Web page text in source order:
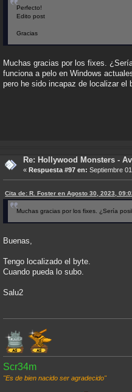
Perfecto!
Edito post
Gracias
Muchas gracias por los fixes.
funciona a pelo en Windows
pero he sido incapaz de localizar el
Re: Hollywood Monsters -
« Respuesta #97 en: Septiembre
Cita de: R. Foster en Agosto 30, 2023,
Muchas gracias por los fixes. ¿Sería
Buenas,
Tengo localizado el byte.
Cuando pueda lo subo.
Salu2
Scr34m
"Es de bien nacido ser agradecido"